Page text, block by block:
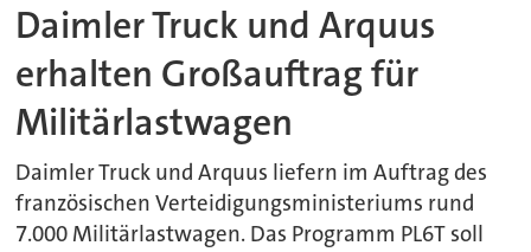
Daimler Truck und Arquus
erhalten Großauftrag für
Militärlastwagen
Daimler Truck und Arquus liefern im Auftrag des
französischen Verteidigungsministeriums rund
7.000 Militärlastwagen. Das Programm PL6T soll